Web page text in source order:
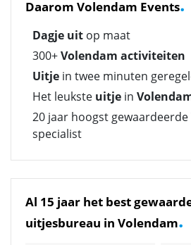
Daarom Volendam Events
Dagje uit op maat
300+Volendam activiteiten
Uitje in twee minuten
Het leukste uitje in
20 jaar hoogst gewaardeerde
specialist
Al 15 jaar het best
uitjesbureau in Volendam.